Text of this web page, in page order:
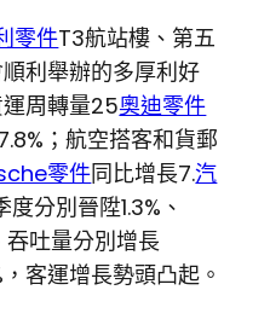
零件T3航站樓、第五
利舉辦的多厚利好
周轉量25奧迪零件
；航空搭客和貨郵
零件同比增長7.汽
分別晉陞1.3%、
吞吐量分別增長
客運增長勢頭凸起。